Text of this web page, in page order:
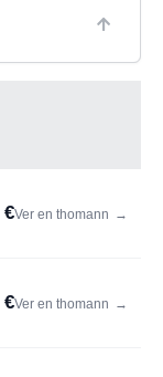
€Ver en thomann →
€Ver en thomann →